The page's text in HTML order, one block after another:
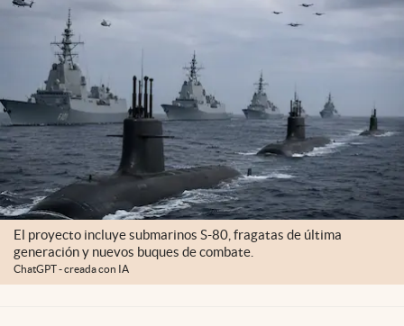
El proyecto incluye submarinos S-80, fragatas de última
generación y nuevos buques de combate.
ChatGPT - creada con IA